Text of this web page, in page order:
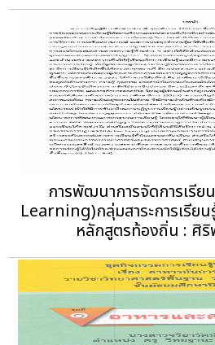
การพัฒนาการจัดการเรีย
Learning)กลุ่มสาระการเรียน
หลักสูตรท้องถิ่น : ศิ